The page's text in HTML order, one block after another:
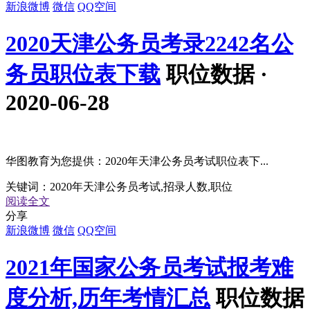
新浪微博 微信 QQ空间
2020天津公务员考录2242名公
务员职位表下载 职位数据 ·
2020-06-28
华图教育为您提供：2020年天津公务员考试职位表下...
关键词： 2020年天津公务员考试,招录人数,职位
阅读全文
分享
新浪微博 微信 QQ空间
2021年国家公务员考试报考难
度分析,历年考情汇总 职位数据